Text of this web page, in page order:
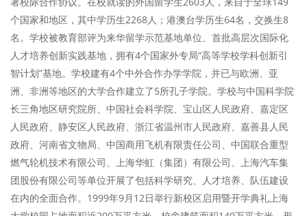
个国家和地区，其中学历生2268人；港澳台学历生64名，交换生8
名。学校被教育部评为来华留学示范基地单位、首批高层次国际化
人才培养创新实践基地，拥有4个国家外专局“高等学校学科创新引
智计划”基地。学校建有4个中外合作办学学院，并已与欧洲、亚
洲、非洲等地区的大学合作建立了5所孔子学院。学校与中国科学院
长三角地区研究院所、中国社会科学院、宝山区人民政府、嘉定区
人民政府、静安区人民政府、浙江省温州市人民政府、嘉善县人民
政府、河南省文物局、中国商用飞机有限责任公司、中国联合重型
燃气轮机技术有限公司、上海华虹（集团）有限公司、上海汽车集
团股份有限公司等单位开展了包括科学研究、人才培养、队伍建设
在内的全面合作。1999年9月12日举行新校区启用暨开学典礼上海